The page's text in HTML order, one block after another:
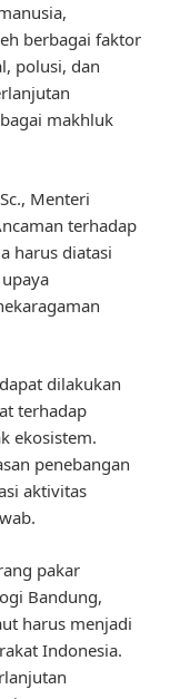
berbagai faktor
polusi, dan
makhluk
Menteri
terhadap
harus diatasi
dilakukan
terhadap
ekosistem.
penebangan
aktivitas
pakar
Bandung,
harus menjadi
Indonesia.